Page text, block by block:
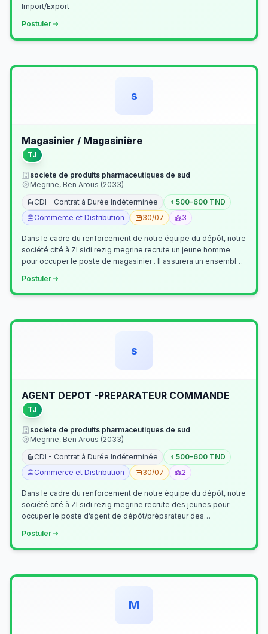
Import/Export
Postuler
s
Magasinier / Magasinière
TJ
societe de produits pharmaceutiques de sud
Megrine, Ben Arous (2033)
CDI - Contrat à Durée Indéterminée
500-600 TND
Commerce et Distribution
30/07 3
Dans le cadre du renforcement de notre équipe du dépôt, notre
société cité à ZI sidi rezig megrine recrute un jeune homme
pour occuper le poste de magasinier . Il assurera un ensemble
Postuler
s
AGENT DEPOT -PREPARATEUR COMMANDE
TJ
societe de produits pharmaceutiques de sud
Megrine, Ben Arous (2033)
CDI - Contrat à Durée Indéterminée
500-600 TND
Commerce et Distribution
30/07 2
Dans le cadre du renforcement de notre équipe du dépôt, notre
société cité à ZI sidi rezig megrine recrute des jeunes pour
occuper le poste d’agent de dépôt/préparateur des
Postuler
M